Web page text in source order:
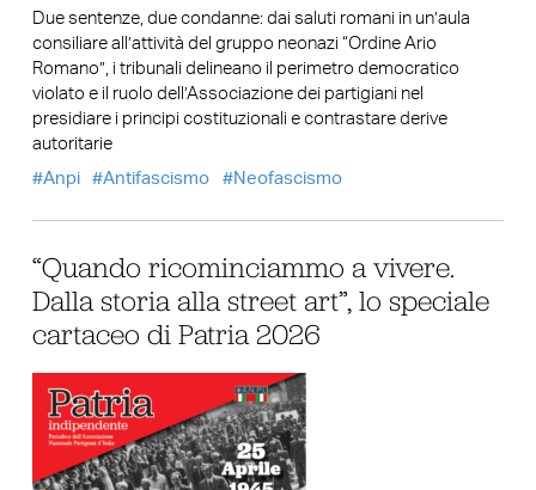
Due sentenze, due condanne: dai saluti romani in un’aula
consiliare all’attività del gruppo neonazi “Ordine Ario
Romano”, i tribunali delineano il perimetro democratico
violato e il ruolo dell’Associazione dei partigiani nel
presidiare i principi costituzionali e contrastare derive
autoritarie
Anpi
Antifascismo Neofascismo
“Quando ricominciammo a vivere.
Dalla storia alla street art”, lo speciale
cartaceo di Patria 2026